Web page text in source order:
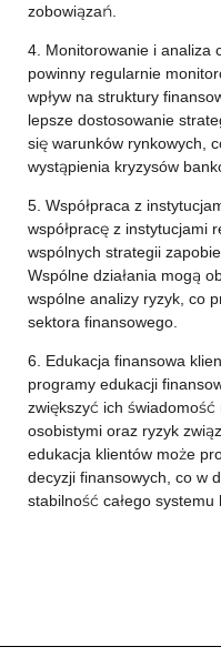
zobowiązań.
4. Monitorowanie i analiza
powinny regularnie
wpływ na struktury
lepsze dostosowanie
się warunków rynkowych,
wystąpienia kryzysów
5. Współpraca z
współpracę z instytucjami
wspólnych strategii
Wspólne działania mogą
wspólne analizy ryzyk, co
sektora finansowego.
6. Edukacja finansowa
programy edukacji
zwiększyć ich
osobistymi oraz ryzyk
edukacja klientów może
decyzji finansowych, co w
stabilność całego systemu